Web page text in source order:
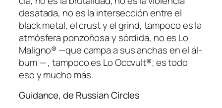
des­ata­da, no es la in­ter­sec­ción en­tre el
black me­tal, el crust y el grind, tam­po­co es la
at­mós­fe­ra pon­zo­ño­sa y sór­di­da, no es Lo
Maligno® —que cam­pa a sus an­chas en el ál­
bum — , tam­po­co es Lo Occvult®; es to­do
eso y mu­cho más.
Guidance, de Russian Circles